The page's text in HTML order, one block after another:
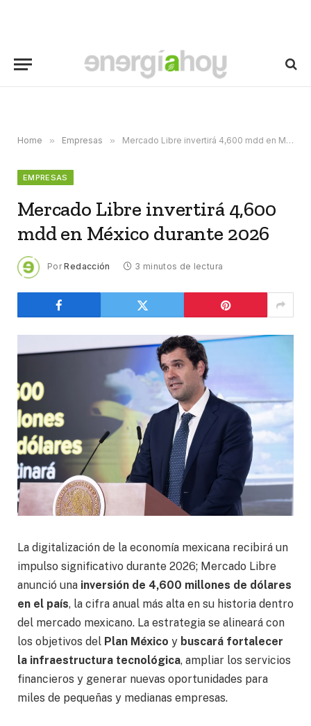
Home » Empresas » Mercado Libre invertirá 4,600 mdd en México durante 2026
EMPRESAS
Mercado Libre invertirá 4,600
mdd en México durante 2026
Por Redacción 3 minutos de lectura
La digitalización de la economía mexicana recibirá un
impulso significativo durante 2026; Mercado Libre
anunció una inversión de 4,600 millones de dólares
en el país, la cifra anual más alta en su historia dentro
del mercado mexicano. La estrategia se alineará con
los objetivos del Plan México y buscará fortalecer
la infraestructura tecnológica, ampliar los servicios
financieros y generar nuevas oportunidades para
miles de pequeñas y medianas empresas.